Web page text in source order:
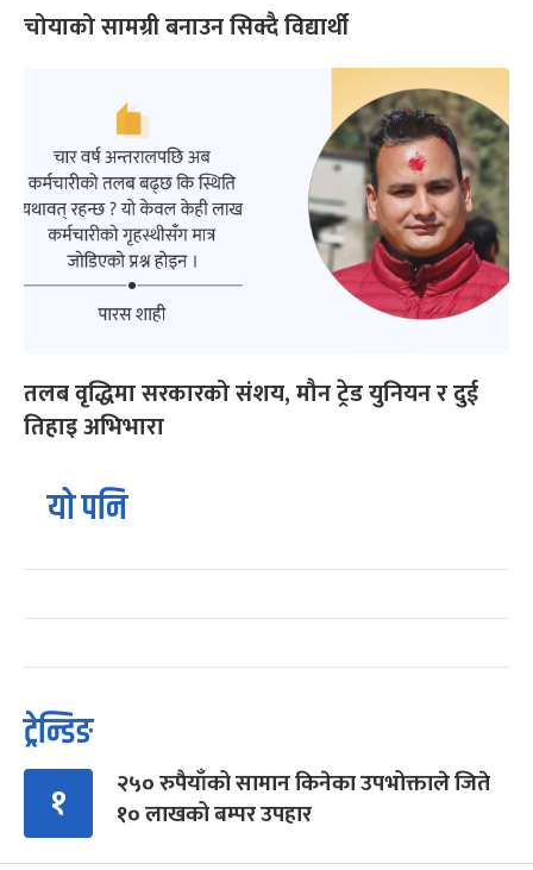
चोयाको सामग्री बनाउन सिक्दै विद्यार्थी
तलब वृद्धिमा सरकारको संशय, मौन ट्रेड युनियन र दुई
तिहाइ अभिभारा
यो पनि
ट्रेन्डिङ
१
२५० रुपैयाँको सामान किनेका उपभोक्ताले जिते
१० लाखको बम्पर उपहार